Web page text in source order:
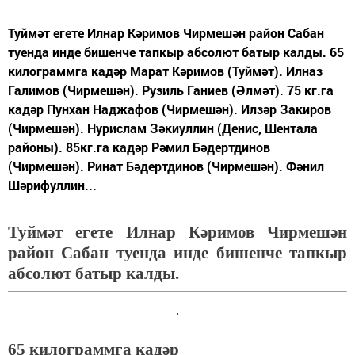
Туймәт егете Илнар Кәримов Чирмешән район Сабан
туенда инде бишенче тапкыр абсолют батыр калды. 65
килограммга кадәр Марат Кәримов (Туймәт). Илназ
Галимов (Чирмешән). Рузиль Ганиев (Әлмәт). 75 кг.га
кадәр Пунхан Наджафов (Чирмешән). Илзәр Закиров
(Чирмешән). Нурислам Зәкиуллин (Денис, Шентала
районы). 85кг.га кадәр Рәмил Бәдертдинов
(Чирмешән). Ринат Бәдертдинов (Чирмешән). Фәнил
Шәрифуллин...
Туймәт егете Илнар Кәримов Чирмешән
район Сабан туенда инде бишенче тапкыр
абсолют батыр калды.
65 килограммга кадәр